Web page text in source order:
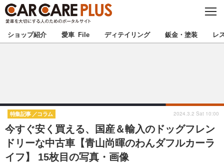
C
S
E
★カーケアプラス認定★ 厳選プロショップを地域から探す
甲信越 北陸
東海 関西
中国
ショップ紹介 愛車 File ディテイリング 鈑金・塗装 レ
今すぐ安く買える、国産＆輸入のドッグフレン
ドリーな中古車【青山尚暉のわんダフルカーラ
イフ】 15枚目の写真・画像
特集記事 コラム 2024.3.2 Sat 10:00